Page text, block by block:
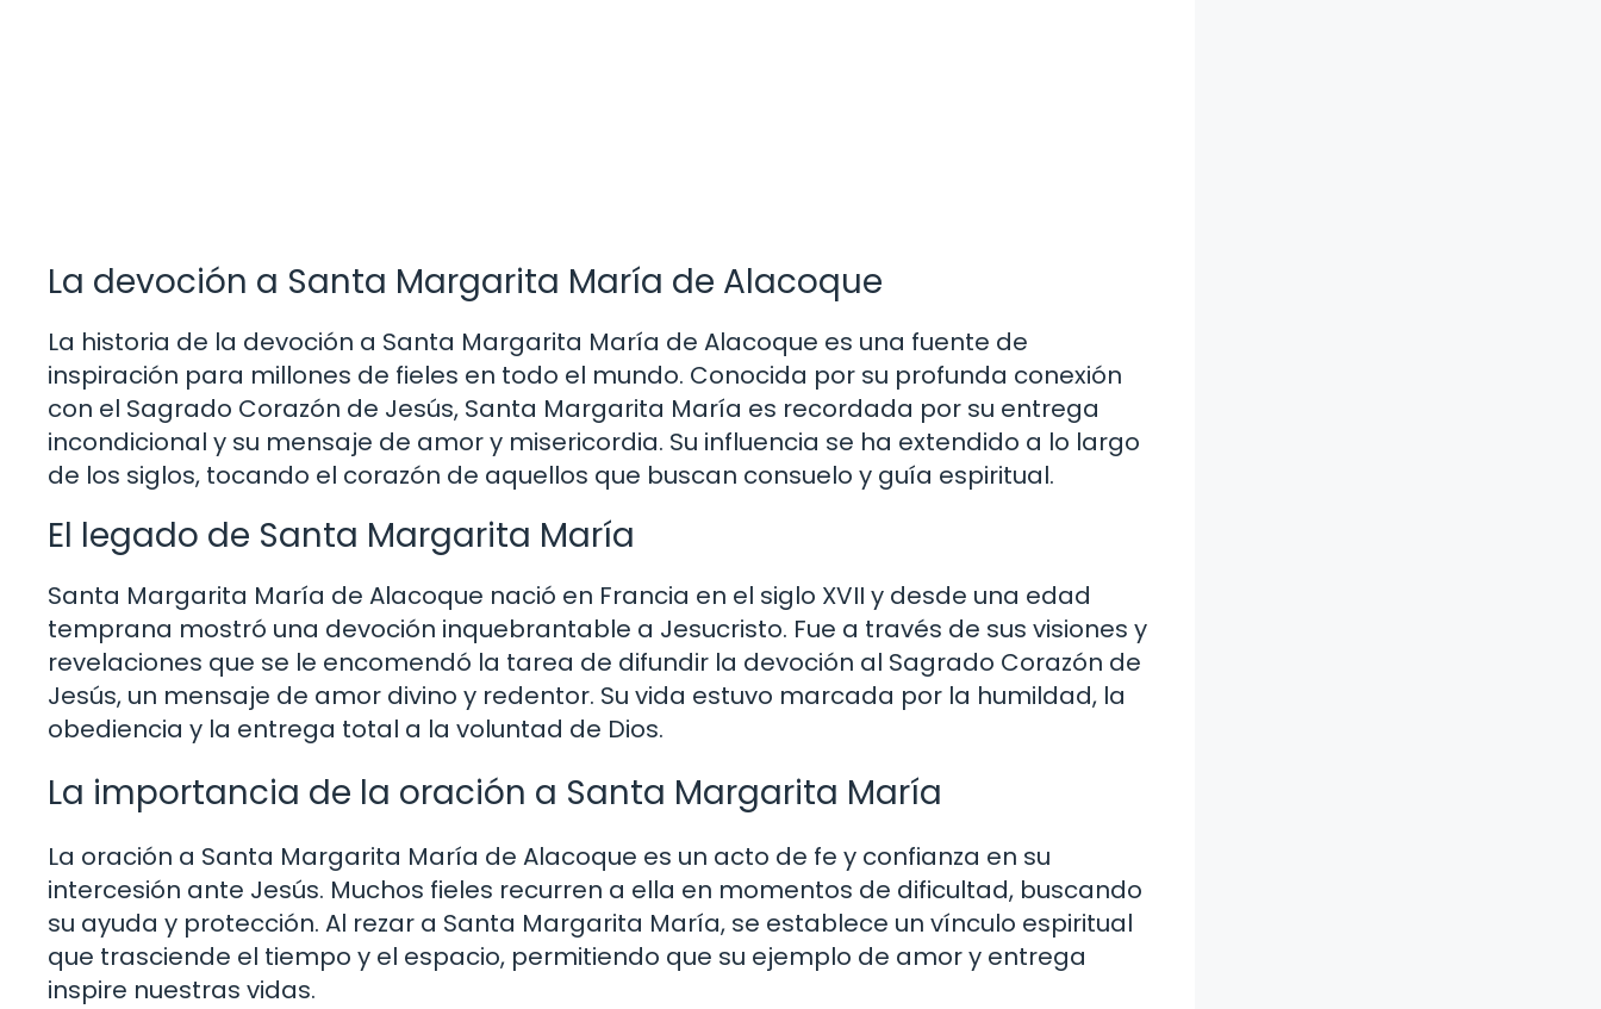
La devoción a Santa Margarita María de Alacoque
La historia de la devoción a Santa Margarita María de Alacoque es una fuente de
inspiración para millones de fieles en todo el mundo. Conocida por su profunda conexión
con el Sagrado Corazón de Jesús, Santa Margarita María es recordada por su entrega
incondicional y su mensaje de amor y misericordia. Su influencia se ha extendido a lo largo
de los siglos, tocando el corazón de aquellos que buscan consuelo y guía espiritual.
El legado de Santa Margarita María
Santa Margarita María de Alacoque nació en Francia en el siglo XVII y desde una edad
temprana mostró una devoción inquebrantable a Jesucristo. Fue a través de sus visiones y
revelaciones que se le encomendó la tarea de difundir la devoción al Sagrado Corazón de
Jesús, un mensaje de amor divino y redentor. Su vida estuvo marcada por la humildad, la
obediencia y la entrega total a la voluntad de Dios.
La importancia de la oración a Santa Margarita María
La oración a Santa Margarita María de Alacoque es un acto de fe y confianza en su
intercesión ante Jesús. Muchos fieles recurren a ella en momentos de dificultad, buscando
su ayuda y protección. Al rezar a Santa Margarita María, se establece un vínculo espiritual
que trasciende el tiempo y el espacio, permitiendo que su ejemplo de amor y entrega
inspire nuestras vidas.